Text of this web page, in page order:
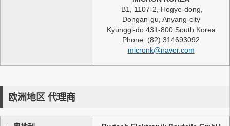
B1, 1107-2, Hogye-dong,
Dongan-gu, Anyang-city
Kyunggi-do 431-800 South Korea
Phone: (82) 314693092
micronk@naver.com
欧洲地区 代理商